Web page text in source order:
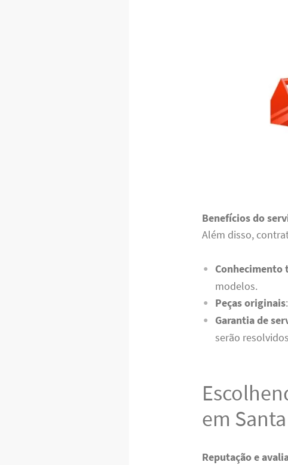
Benefícios do
Além disso,
Conhecimento
modelos.
Peças originais
Garantia de
serão
em
Reputação e